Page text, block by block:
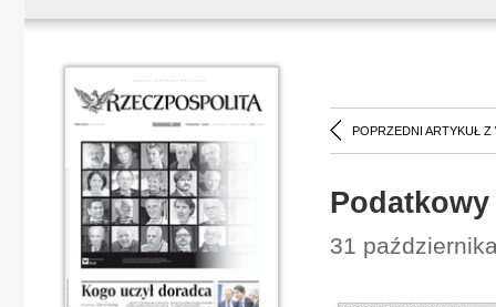
POPRZEDNI ARTYKUŁ Z
31